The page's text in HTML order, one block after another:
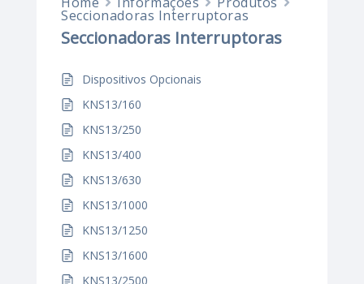
Seccionadoras Interruptoras
Seccionadoras Interruptoras
Dispositivos Opcionais
KNS13/160
KNS13/250
KNS13/400
KNS13/630
KNS13/1000
KNS13/1250
KNS13/1600
KNS13/2500